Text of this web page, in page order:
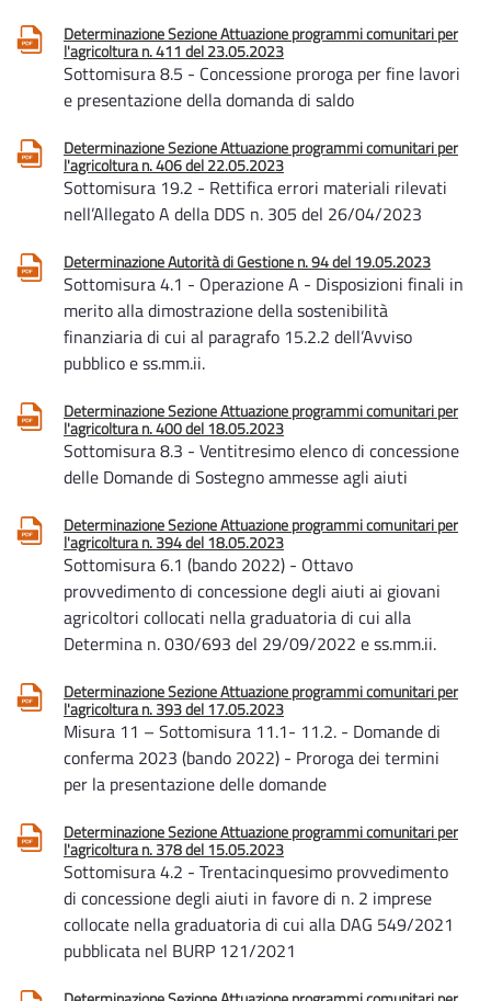
Determinazione Sezione Attuazione programmi comunitari per
l'agricoltura n. 411 del 23.05.2023
Sottomisura 8.5 - Concessione proroga per fine lavori
e presentazione della domanda di saldo
Determinazione Sezione Attuazione programmi comunitari per
l'agricoltura n. 406 del 22.05.2023
Sottomisura 19.2 - Rettifica errori materiali rilevati
nell’Allegato A della DDS n. 305 del 26/04/2023
Determinazione Autorità di Gestione n. 94 del 19.05.2023
Sottomisura 4.1 - Operazione A - Disposizioni finali in
merito alla dimostrazione della sostenibilità
finanziaria di cui al paragrafo 15.2.2 dell’Avviso
pubblico e ss.mm.ii.
Determinazione Sezione Attuazione programmi comunitari per
l'agricoltura n. 400 del 18.05.2023
Sottomisura 8.3 - Ventitresimo elenco di concessione
delle Domande di Sostegno ammesse agli aiuti
Determinazione Sezione Attuazione programmi comunitari per
l'agricoltura n. 394 del 18.05.2023
Sottomisura 6.1 (bando 2022) - Ottavo
provvedimento di concessione degli aiuti ai giovani
agricoltori collocati nella graduatoria di cui alla
Determina n. 030/693 del 29/09/2022 e ss.mm.ii.
Determinazione Sezione Attuazione programmi comunitari per
l'agricoltura n. 393 del 17.05.2023
Misura 11 – Sottomisura 11.1- 11.2. - Domande di
conferma 2023 (bando 2022) - Proroga dei termini
per la presentazione delle domande
Determinazione Sezione Attuazione programmi comunitari per
l'agricoltura n. 378 del 15.05.2023
Sottomisura 4.2 - Trentacinquesimo provvedimento
di concessione degli aiuti in favore di n. 2 imprese
collocate nella graduatoria di cui alla DAG 549/2021
pubblicata nel BURP 121/2021